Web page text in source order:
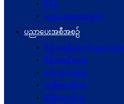
ဗွီဒီယို
ပညာပေးဆွေးနွေးမှုများ
ပညာပေးအစီအစဉ်
ဒီမိုကရေစီနှင့်ဖက်ဒရယ်တည်ဆ
ဒီမိုကရေစီရေးရာ
ဖက်ဒရယ်ရေးရာ
လုံခြုံရေးဆိုင်ရာ
ဖွံဖြိုးရေးဆိုင်ရာ